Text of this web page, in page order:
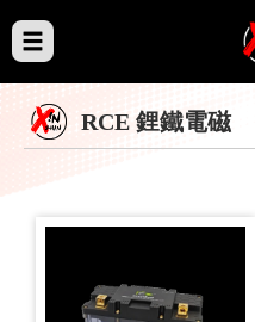
RCE 鋰鐵電磁